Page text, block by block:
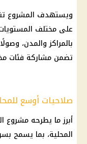
ويستهدف المشروع
على مختلف
بالمراكز والمدن،
تضمن مشاركة فئات
صلاحيات أوسع
أبرز ما يطرحه مشروع
المحلية، بما يسمح